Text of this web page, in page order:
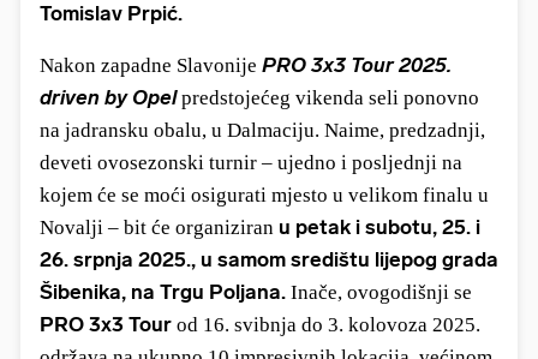
Tomislav Prpić.
Nakon zapadne Slavonije PRO 3x3 Tour 2025.
driven by Opelpredstojećeg vikenda seli ponovno
na jadransku obalu, u Dalmaciju. Naime, predzadnji,
deveti ovosezonski turnir – ujedno i posljednji na
kojem će se moći osigurati mjesto u velikom finalu u
Novalji – bit će organiziran u petak i subotu, 25. i
26. srpnja 2025., u samom središtu lijepog grada
Šibenika, na Trgu Poljana. Inače, ovogodišnji se
PRO 3x3 Tour od 16. svibnja do 3. kolovoza 2025.